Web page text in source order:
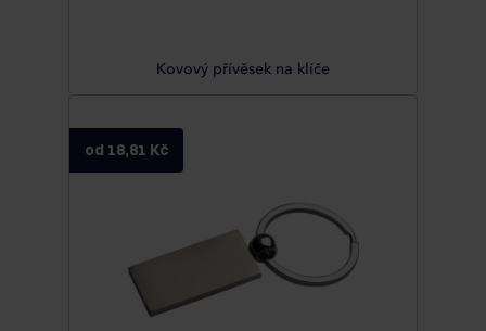
Kovový přívěsek na klíče
od 18,81 Kč